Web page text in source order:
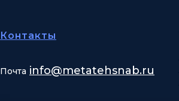
Контакты
Почта info@metatehsnab.ru